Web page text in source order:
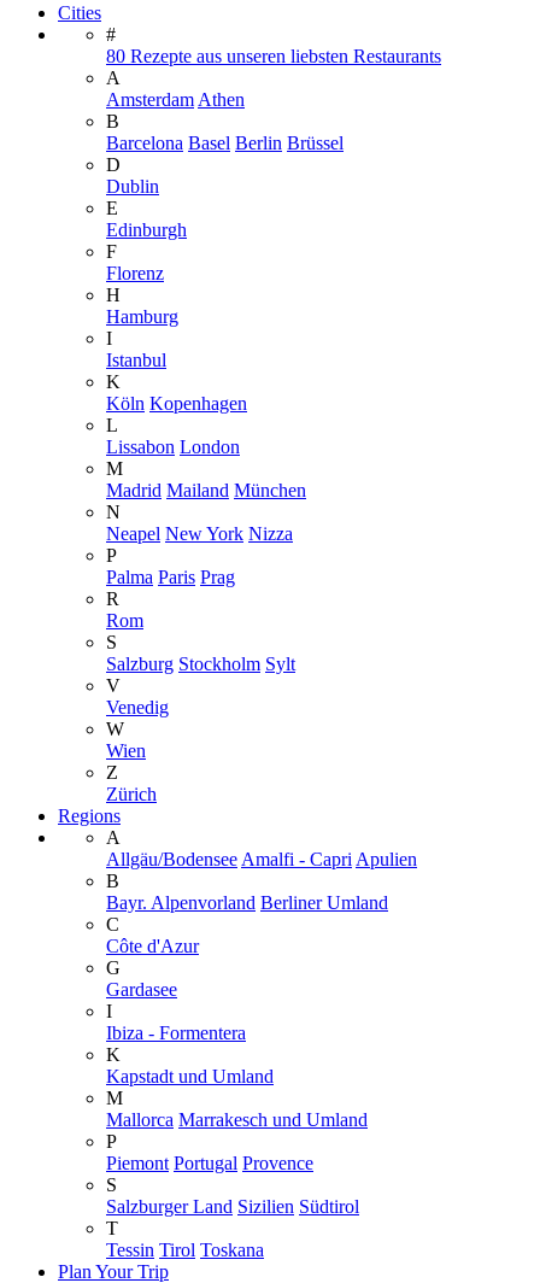
Cities
#
80 Rezepte aus unseren liebsten Restaurants
A
Amsterdam Athen
B
Barcelona Basel Berlin Brüssel
D
Dublin
E
Edinburgh
F
Florenz
H
Hamburg
I
Istanbul
K
Köln Kopenhagen
L
Lissabon London
M
Madrid Mailand München
N
Neapel New York Nizza
P
Palma Paris Prag
R
Rom
S
Salzburg Stockholm Sylt
V
Venedig
W
Wien
Z
Zürich
Regions
A
Allgäu/Bodensee Amalfi - Capri Apulien
B
Bayr. Alpenvorland Berliner Umland
C
Côte d'Azur
G
Gardasee
I
Ibiza - Formentera
K
Kapstadt und Umland
M
Mallorca Marrakesch und Umland
P
Piemont Portugal Provence
S
Salzburger Land Sizilien Südtirol
T
Tessin Tirol Toskana
Plan Your Trip